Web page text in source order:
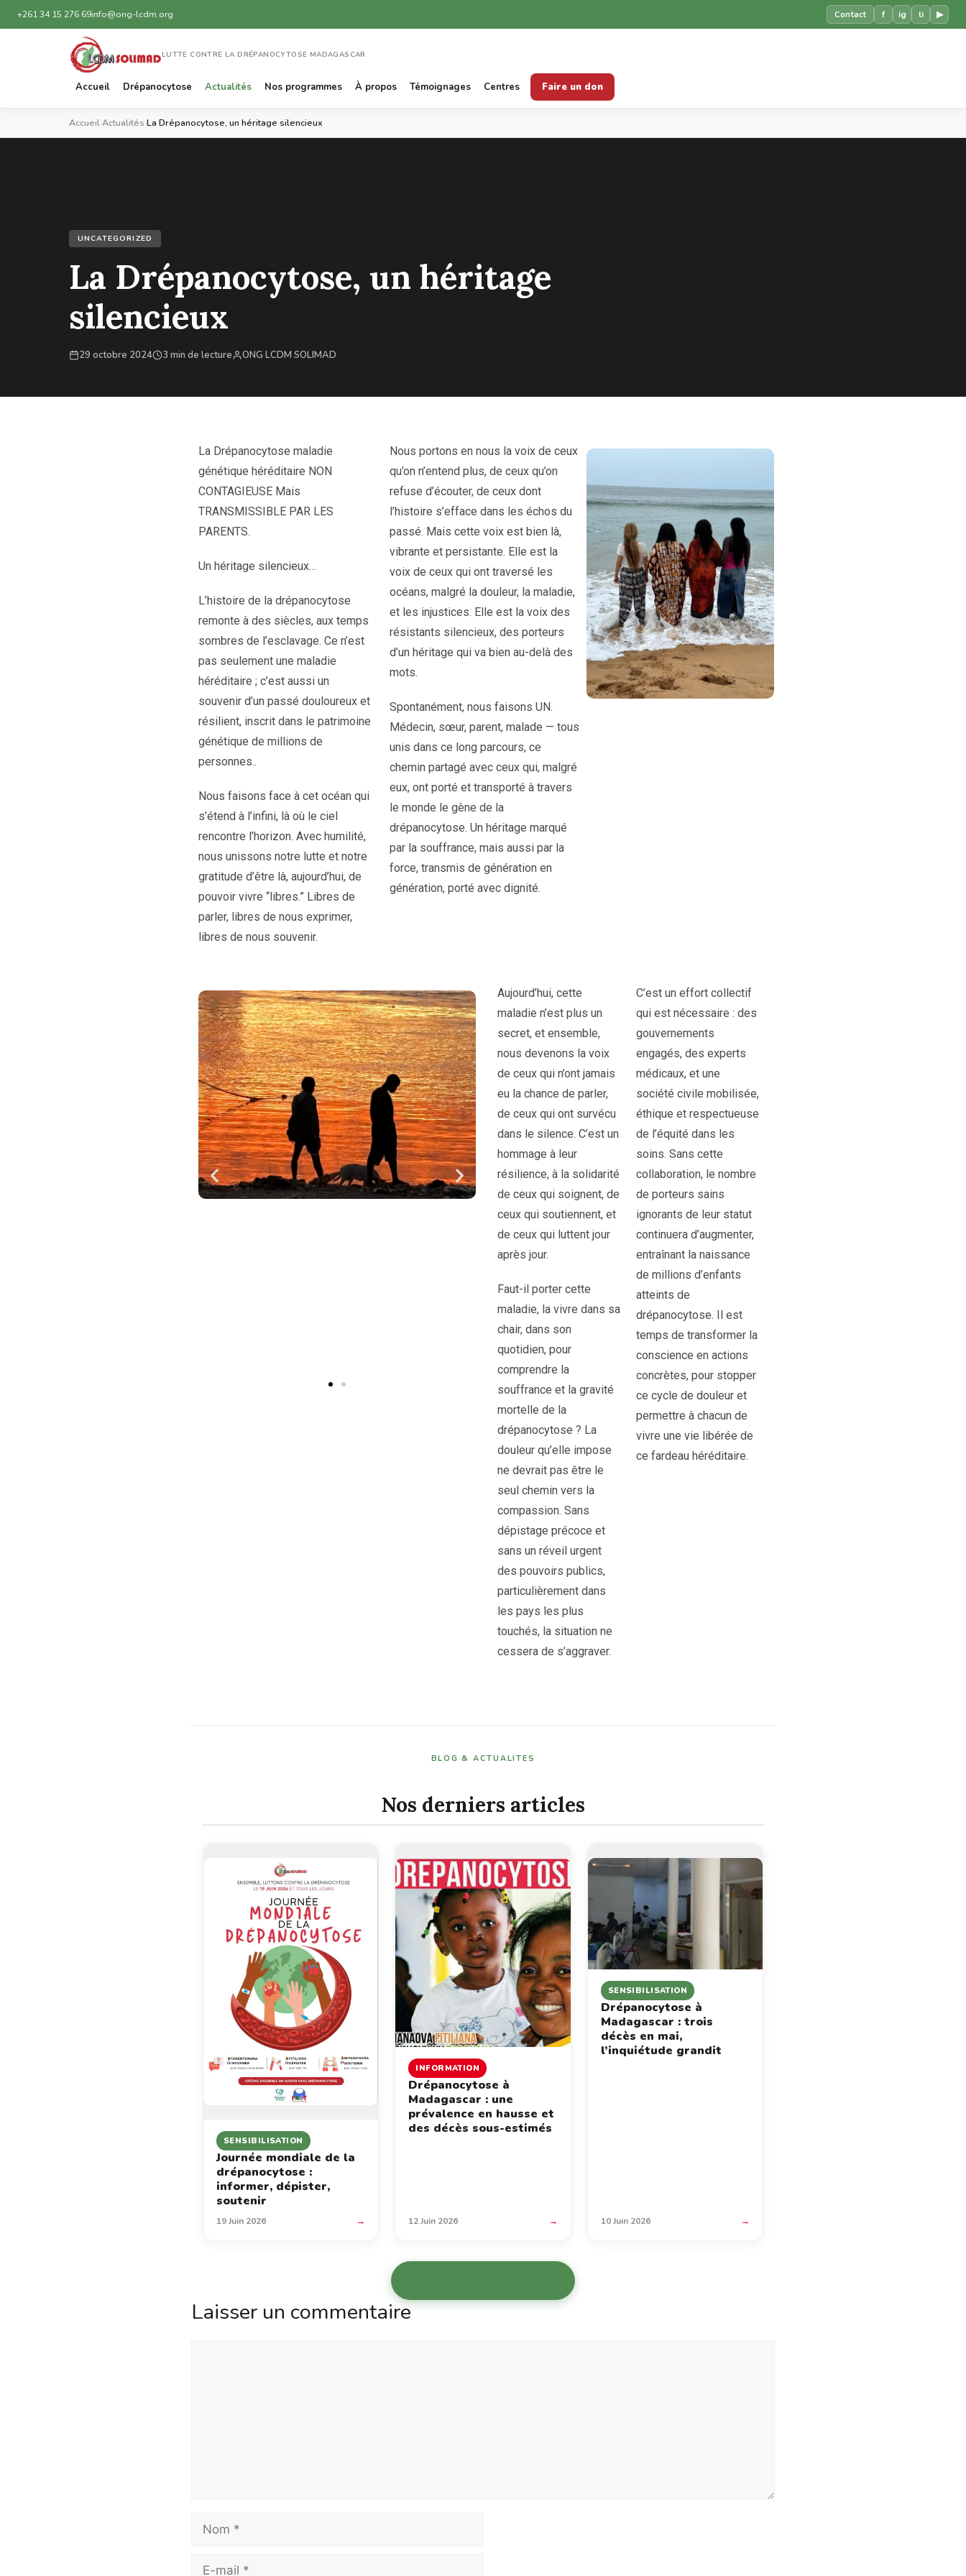
+261 34 15 276 69info@ong-lcdm.org Contact f ig li ▶
LUTTE CONTRE LA DRÉPANOCYTOSE MADAGASCAR
Accueil Drépanocytose Actualités Nos programmes À propos Témoignages Centres Faire un don
AccueilActualités La Drépanocytose, un héritage silencieux
UNCATEGORIZED
La Drépanocytose, un héritage
silencieux
29 octobre 2024 3 min de lecture ONG LCDM SOLIMAD
La Drépanocytose maladie
génétique héréditaire NON
CONTAGIEUSE Mais
TRANSMISSIBLE PAR LES
PARENTS.
Un héritage silencieux…
L’histoire de la drépanocytose
remonte à des siècles, aux temps
sombres de l’esclavage. Ce n’est
pas seulement une maladie
héréditaire ; c’est aussi un
souvenir d’un passé douloureux et
résilient, inscrit dans le patrimoine
génétique de millions de
personnes..
Nous faisons face à cet océan qui
s’étend à l’infini, là où le ciel
rencontre l’horizon. Avec humilité,
nous unissons notre lutte et notre
gratitude d’être là, aujourd’hui, de
pouvoir vivre “libres.” Libres de
parler, libres de nous exprimer,
libres de nous souvenir.
Nous portons en nous la voix de ceux
qu’on n’entend plus, de ceux qu’on
refuse d’écouter, de ceux dont
l’histoire s’efface dans les échos du
passé. Mais cette voix est bien là,
vibrante et persistante. Elle est la
voix de ceux qui ont traversé les
océans, malgré la douleur, la maladie,
et les injustices. Elle est la voix des
résistants silencieux, des porteurs
d’un héritage qui va bien au-delà des
mots.
Spontanément, nous faisons UN.
Médecin, sœur, parent, malade — tous
unis dans ce long parcours, ce
chemin partagé avec ceux qui, malgré
eux, ont porté et transporté à travers
le monde le gène de la
drépanocytose. Un héritage marqué
par la souffrance, mais aussi par la
force, transmis de génération en
génération, porté avec dignité.
Aujourd’hui, cette
maladie n’est plus un
secret, et ensemble,
nous devenons la voix
de ceux qui n’ont jamais
eu la chance de parler,
de ceux qui ont survécu
dans le silence. C’est un
hommage à leur
résilience, à la solidarité
de ceux qui soignent, de
ceux qui soutiennent, et
de ceux qui luttent jour
après jour.
Faut-il porter cette
maladie, la vivre dans sa
chair, dans son
quotidien, pour
comprendre la
souffrance et la gravité
mortelle de la
drépanocytose ? La
douleur qu’elle impose
ne devrait pas être le
seul chemin vers la
compassion. Sans
dépistage précoce et
sans un réveil urgent
des pouvoirs publics,
particulièrement dans
les pays les plus
touchés, la situation ne
cessera de s’aggraver.
C’est un effort collectif
qui est nécessaire : des
gouvernements
engagés, des experts
médicaux, et une
société civile mobilisée,
éthique et respectueuse
de l’équité dans les
soins. Sans cette
collaboration, le nombre
de porteurs sains
ignorants de leur statut
continuera d’augmenter,
entraînant la naissance
de millions d’enfants
atteints de
drépanocytose. Il est
temps de transformer la
conscience en actions
concrètes, pour stopper
ce cycle de douleur et
permettre à chacun de
vivre une vie libérée de
ce fardeau héréditaire.
BLOG & ACTUALITES
Nos derniers articles
SENSIBILISATION
Journée mondiale de la
drépanocytose :
informer, dépister,
soutenir
19 Juin 2026 →
INFORMATION
Drépanocytose à
Madagascar : une
prévalence en hausse et
des décès sous-estimés
12 Juin 2026 →
SENSIBILISATION
Drépanocytose à
Madagascar : trois
décès en mai,
l’inquiétude grandit
10 Juin 2026 →
Laisser un commentaire